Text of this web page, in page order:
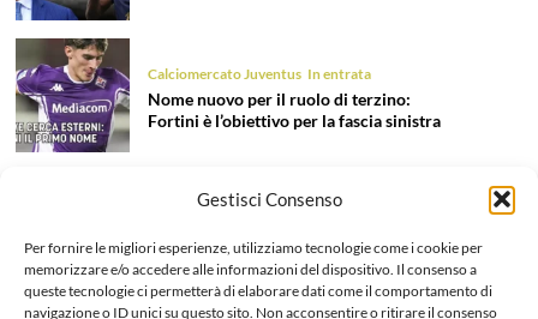
Gestisci Consenso
Per fornire le migliori esperienze, utilizziamo tecnologie come i cookie per
memorizzare e/o accedere alle informazioni del dispositivo. Il consenso a
queste tecnologie ci permetterà di elaborare dati come il comportamento di
navigazione o ID unici su questo sito. Non acconsentire o ritirare il consenso
Calciomercato Juventus In entrata
Nome nuovo per il ruolo di terzino:
Fortini è l’obiettivo per la fascia sinistra
Calciomercato Juventus In entrata
il colpo dell’estate 2026!